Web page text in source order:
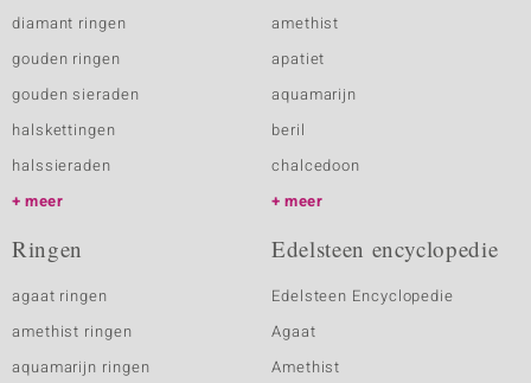
diamant ringen
gouden ringen
gouden sieraden
halskettingen
halssieraden
meer
amethist
apatiet
aquamarijn
beril
chalcedoon
meer
Ringen
agaat ringen
amethist ringen
aquamarijn ringen
Edelsteen encyclopedie
Edelsteen Encyclopedie
Agaat
Amethist